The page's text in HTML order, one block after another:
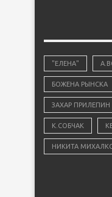
"ЕЛЕНА"
БОЖЕНА РЫНСКА
ЗАХАР ПРИЛЕПИН
К.СОБЧАК
НИКИТА